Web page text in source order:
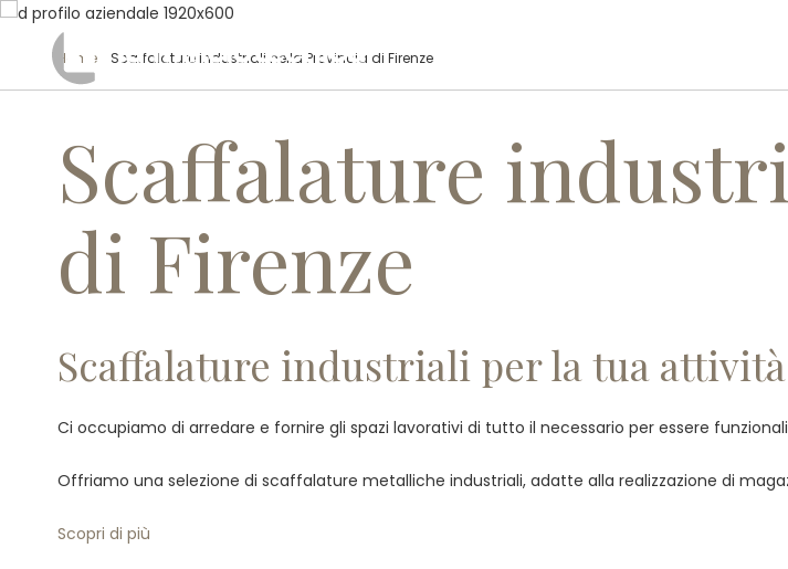
Home / Scaffalature industriali nella Provincia di Firenze
Scaffalature
di Firenze
Scaffalature industriali per la tua
Ci occupiamo di arredare e fornire gli spazi lavorativi di tutto il necessario per essere
Offriamo una selezione di scaffalature metalliche industriali, adatte alla realizzazione di
Scopri di più